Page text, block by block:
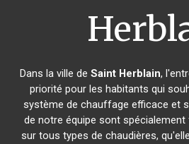
Dans la ville deSaint Herblain,
priorité pour les habitants qui
système de chauffage efficace et
de notre équipe sont
sur tous types de chaudières,